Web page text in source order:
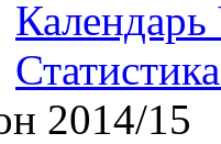
2014/15